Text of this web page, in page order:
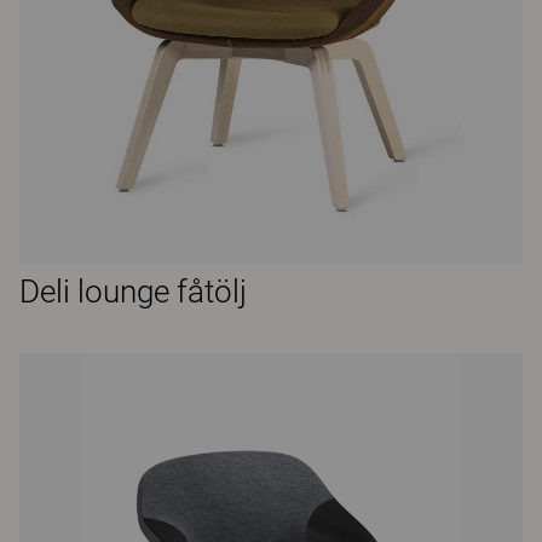
Deli lounge fåtölj